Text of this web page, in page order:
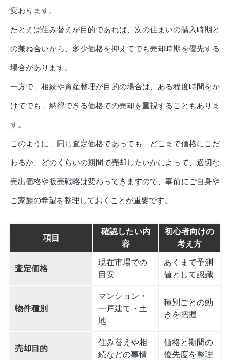
変わります。
たとえば住み替えが目的であれば、次の住まいの購入時期と
の兼ね合いから、多少価格を抑えてでも売却時期を優先する
場合があります。
一方で、相続や資産整理が目的の場合は、ある程度時間をか
けてでも、納得できる価格での売却を重視することもありま
す。
このように、同じ査定価格であっても、どこまで価格にこだ
わるか、どのくらいの期間で売却したいかによって、適切な
売出価格や販売戦略は変わってきますので、事前にご自身や
ご家族の希望を整理しておくことが重要です。
項目
確認したい内
容
初心者向けの
考え方
査定価格
現在市場での
目安
あくまで予測
値として認識
物件種別
マンション・
一戸建て・土
地
種別ごとの動
きを把握
売却目的
住み替えや相
続などの事情
価格と期間の
優先度を整理